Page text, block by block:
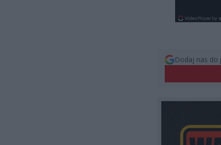
Dodaj nas do